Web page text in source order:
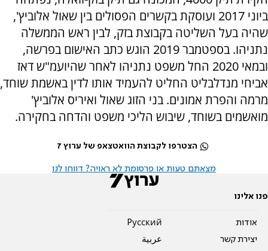
ביוני 2017 ועוסקת בקשרים הפסולים בין שאול אלוביץ',
שהיה בעל השליטה בקבוצת בזק, לבין ראש הממשלה
נתניהו. בספטמבר 2019 הוגש כתב האישום בפרשה,
ובמאי 2020 החל משפט נתניהו לאחר שהיועמ"ש דאז
אביחי מנדלבליט החליט להעמיד אותו לדין באשמת שוחד,
מרמה והפרת אמונים. בני הזוג שאול ואיריס אלוביץ'
מואשמים בשוחד, שיבוש הליכי משפט והדחה בחקירה.
הצטרפו לקבוצת הוואטצאפ של ערוץ 7
מצאתם טעות או פרסומת לא ראויה? דווחו לנו
פנו אלינו
אודות
יצירת קשר
Pусский
عربية